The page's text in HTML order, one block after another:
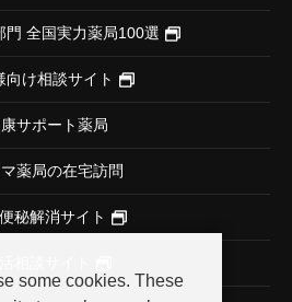
門 全国実力薬局100選
向け相談サイト
サポート薬局
薬局の在宅訪問
秘解消サイト
some cookies. These